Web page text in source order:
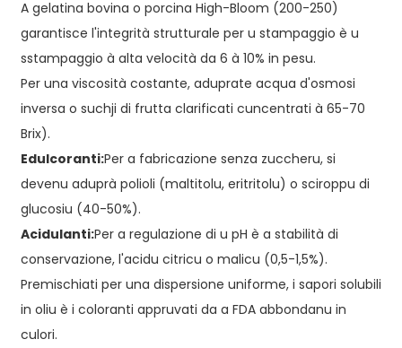
A gelatina bovina o porcina High-Bloom (200-250)
garantisce l'integrità strutturale per u stampaggio è u
sstampaggio à alta velocità da 6 à 10% in pesu.
Per una viscosità costante, aduprate acqua d'osmosi
inversa o suchji di frutta clarificati cuncentrati à 65-70
Brix).
Edulcoranti:Per a fabricazione senza zuccheru, si
devenu aduprà polioli (maltitolu, eritritolu) o sciroppu di
glucosiu (40-50%).
Acidulanti:Per a regulazione di u pH è a stabilità di
conservazione, l'acidu citricu o malicu (0,5-1,5%).
Premischiati per una dispersione uniforme, i sapori solubili
in oliu è i coloranti appruvati da a FDA abbondanu in
culori.